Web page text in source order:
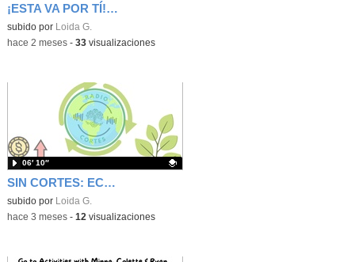
¡ESTA VA POR TÍ! EPISODIO 3 ALEX, LOIDA Y GEMA
Contenido educativo.
subido por Loida G.
-hace 2 meses- 33visualizaciones
SIN CORTES: ECONOMÍA CIRCULAR
Contenido educativo.
subido por Loida G.
06′ 10″
-hace 3 meses- 12 visualizaciones